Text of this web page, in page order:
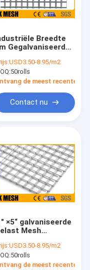
Breedte
Gegalvaniseerd
Mesh
USD3.50-8.95/m2
50rolls
de meest recente
Contact nu
" ×5“ galvaniseerde
Mesh
USD3.50-8.95/m2
50rolls
de meest recente